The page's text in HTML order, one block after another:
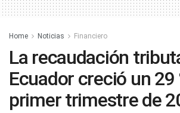
Home Noticias Financiero
La recaudación
Ecuador creció un 29
primer trimestre de